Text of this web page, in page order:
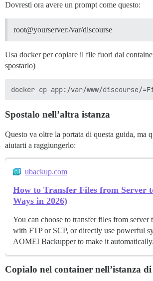
Dovresti ora avere un prompt come questo:
root@yourserver:/var/discourse
Usa docker per copiare il file fuori dal
spostarlo)
Spostalo nell’altra istanza
Questo va oltre la portata di questa guida, ma
aiutarti a raggiungerlo:
ubackup.com
How to Transfer Files from Server
Ways in 2026)
You can choose to transfer files from server
with FTP or SCP, or directly use powerful
AOMEI Backupper to make it automatically.
Copialo nel container nell’istanza